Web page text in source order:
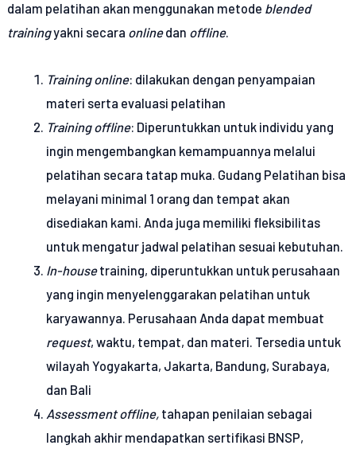
dalam pelatihan akan menggunakan metode blended
trainingyakni secara onlinedan offline.
Training online: dilakukan dengan penyampaian
materi serta evaluasi pelatihan
Training offline: Diperuntukkan untuk individu yang
ingin mengembangkan kemampuannya melalui
pelatihan secara tatap muka. Gudang Pelatihan bisa
melayani minimal 1 orang dan tempat akan
disediakan kami. Anda juga memiliki fleksibilitas
untuk mengatur jadwal pelatihan sesuai kebutuhan.
In-housetraining, diperuntukkan untuk perusahaan
yang ingin menyelenggarakan pelatihan untuk
karyawannya. Perusahaan Anda dapat membuat
request, waktu, tempat, dan materi. Tersedia untuk
wilayah Yogyakarta, Jakarta, Bandung, Surabaya,
dan Bali
Assessment offline, tahapan penilaian sebagai
langkah akhir mendapatkan sertifikasi BNSP,